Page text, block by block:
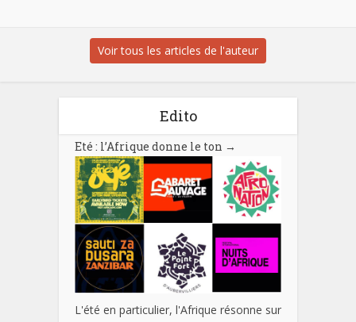
Voir tous les articles de l'auteur
Edito
Eté : l’Afrique donne le ton →
L'été en particulier, l'Afrique résonne sur